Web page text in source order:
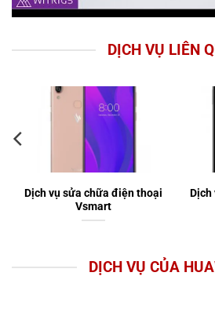
DỊCH VỤ LIÊN
Dịch vụ sửa chữa điện thoại
Vsmart
Dịch
DỊCH VỤ CỦA